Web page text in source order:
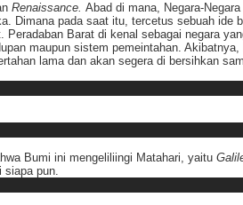
Renaissance. Abad di mana, Negara-
Dimana pada saat itu, tercetus sebuah ide
Barat di kenal sebagai negara
maupun sistem pemeintahan. Akibatnya,
lama dan akan segera di bersihkan
Bumi ini mengeliliingi Matahari, yaitu
siapa pun.